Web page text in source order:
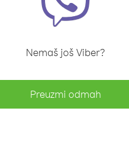
Nemaš još Viber?
Preuzmi odmah